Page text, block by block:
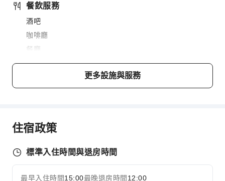
餐飲服務
酒吧
咖啡廳
餐廳
送餐服務
傳真/影印
兒童餐
更多設施與服務
住宿政策
標準入住時間與退房時間
最早入住時間15:00最晚退房時間 12:00